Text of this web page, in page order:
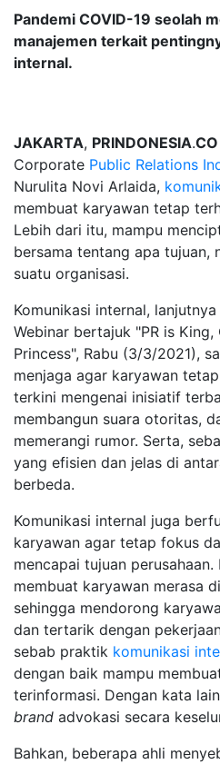
Pandemi COVID-19 seolah
manajemen terkait
internal.
JAKARTA, PRINDONESIA.
Corporate Public Relations
Nurulita Novi Arlaida,
membuat karyawan tetap
Lebih dari itu, mampu
bersama tentang apa tujuan,
suatu organisasi.
Komunikasi internal,
Webinar bertajuk "PR is
Princess", Rabu (3/3/2021),
menjaga agar karyawan
terkini mengenai inisiatif
membangun suara otoritas,
memerangi rumor. Serta,
yang efisien dan jelas di
berbeda.
Komunikasi internal juga
karyawan agar tetap fokus
mencapai tujuan
membuat karyawan merasa
sehingga mendorong
dan tertarik dengan
sebab praktik komunikasi
dengan baik mampu
terinformasi. Dengan kata
brand advokasi secara
Bahkan, beberapa ahli